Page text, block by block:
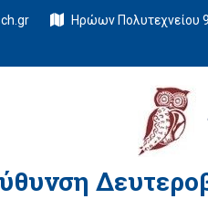
Ηρώων Πολυτεχνείου